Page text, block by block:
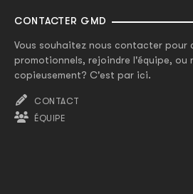
CONTACTER GMD
Vous souhaitez nous contacter pour
promotionnels, rejoindre l'équipe, ou
copieusement? C'est par ici.
CONTACT
ÉQUIPE